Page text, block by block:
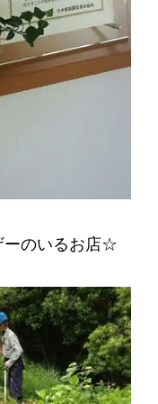
ーのいるお店☆